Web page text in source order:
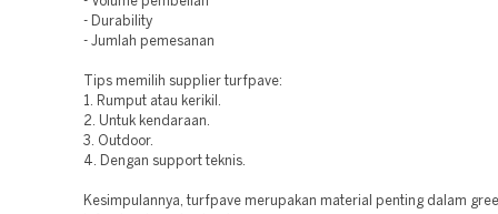
- Durability
- Jumlah pemesanan
Tips memilih supplier turfpave:
1. Rumput atau kerikil.
2. Untuk kendaraan.
3. Outdoor.
4. Dengan support teknis.
Kesimpulannya, turfpave merupakan material penting dalam